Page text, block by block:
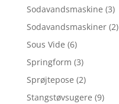
Sodavandsmaskine (3)
Sodavandsmaskiner (2)
Sous Vide (6)
Springform (3)
Sprøjtepose (2)
Stangstøvsugere (9)